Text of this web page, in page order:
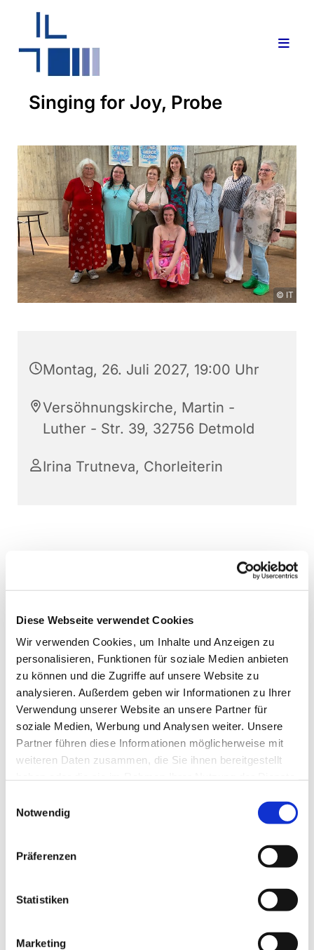
Diese Webseite verwendet Cookies
Wir verwenden Cookies, um Inhalte und Anzeigen zu
personalisieren, Funktionen für soziale Medien anbieten
zu können und die Zugriffe auf unsere Website zu
analysieren. Außerdem geben wir Informationen zu Ihrer
Verwendung unserer Website an unsere Partner für
soziale Medien, Werbung und Analysen weiter. Unsere
Partner führen diese Informationen möglicherweise mit
weiteren Daten zusammen, die Sie ihnen bereitgestellt
Notwendig
Präferenzen
Statistiken
Marketing
Singing for Joy, Probe
© IT
Montag, 26. Juli 2027, 19:00 Uhr
Versöhnungskirche, Martin -
Luther - Str. 39, 32756 Detmold
Irina Trutneva, Chorleiterin
Dies könnte Sie auch